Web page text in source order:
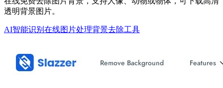
透明背景图片。
AI智能识别 在线图片处理背景去除工具